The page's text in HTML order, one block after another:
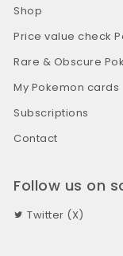
Shop
Price value check
Rare & Obscure
My Pokemon cards
Subscriptions
Contact
Follow us on
Twitter (X)